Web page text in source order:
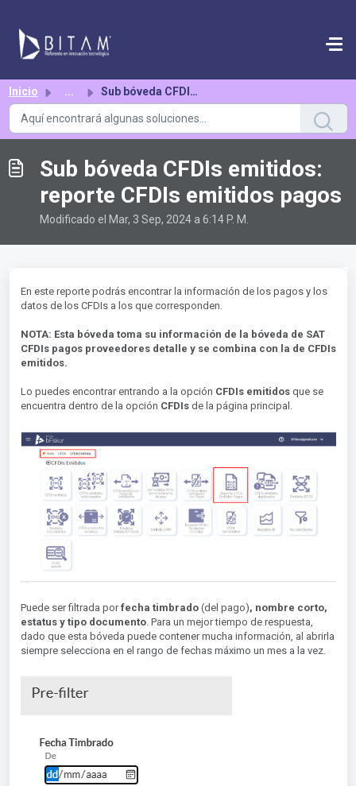
Inicio ... Sub bóveda CFDIs emitidos: reporte CFDIs emitidos pagos
Sub bóveda CFDIs emitidos:
reporte CFDIs emitidos pagos
Modificado el Mar, 3 Sep, 2024 a 6:14 P. M.
En este reporte podrás encontrar la información de los pagos y los
datos de los CFDIs a los que corresponden.
NOTA: Esta bóveda toma su información de la bóveda de SAT
CFDIs pagos proveedores detalle y se combina con la de CFDIs
emitidos.
Lo puedes encontrar entrando a la opción CFDIs emitidos que se
encuentra dentro de la opción CFDIs de la página principal.
Puede ser filtrada porfecha timbrado (del pago), nombre corto,
estatus y tipo documento. Para un mejor tiempo de respuesta,
dado que esta bóveda puede contener mucha información, al abrirla
siempre selecciona en el rango de fechas máximo un mes a la vez.